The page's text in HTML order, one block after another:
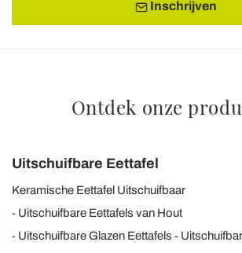
Inschrijven
Ontdek onze
Uitschuifbare Eettafel
Keramische Eettafel Uitschuifbaar
Uitschuifbare Eettafels van Hout
Uitschuifbare Glazen Eettafels